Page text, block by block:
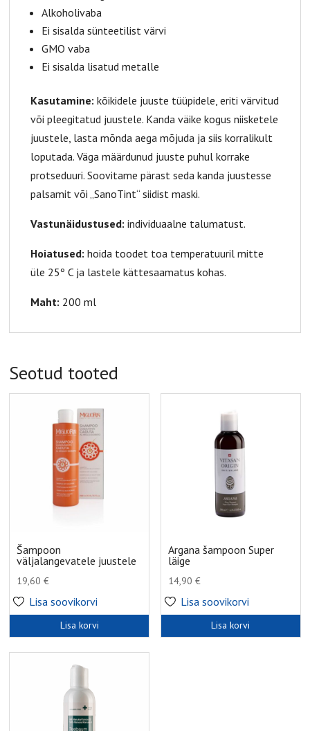
Alkoholivaba
Ei sisalda sünteetilist värvi
GMO vaba
Ei sisalda lisatud metalle
Kasutamine:kõikidele juuste tüüpidele, eriti värvitud
või pleegitatud juustele. Kanda väike kogus niisketele
juustele, lasta mõnda aega mõjuda ja siis korralikult
loputada. Väga määrdunud juuste puhul korrake
protseduuri. Soovitame pärast seda kanda juustesse
palsamit või „SanoTint“ siidist maski.
Vastunäidustused:individuaalne talumatust.
Hoiatused: hoida toodet toa temperatuuril mitte
üle 25º C ja lastele kättesaamatus kohas.
Maht: 200 ml
Seotud tooted
Šampoon
väljalangevatele juustele
19,60€
Lisa soovikorvi
Lisa korvi
Argana šampoon Super
läige
14,90€
Lisa soovikorvi
Lisa korvi